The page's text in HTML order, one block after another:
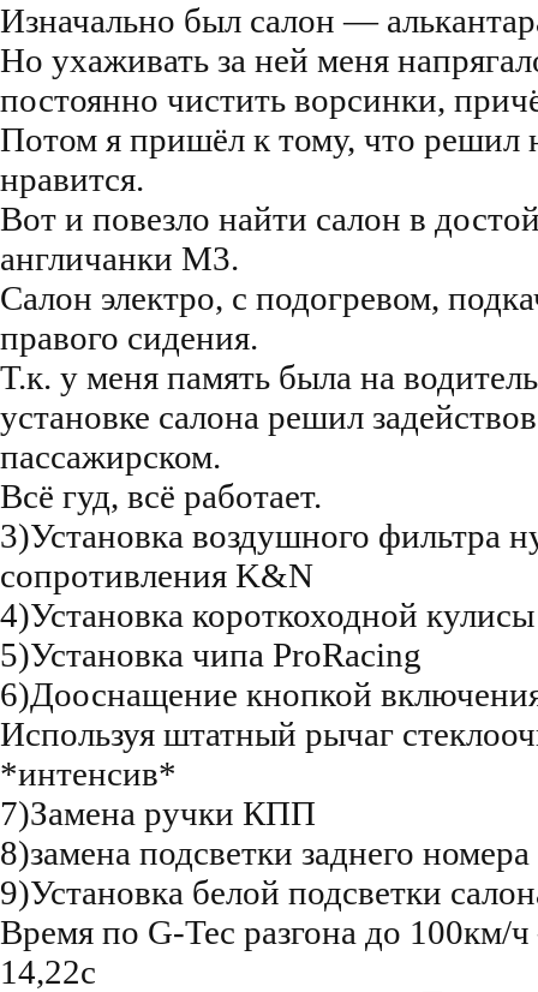
Изначально был салон —
Но ухаживать за ней меня
постоянно чистить ворсинки,
Потом я пришёл к тому, что решил
нравится.
Вот и повезло найти салон в
англичанки М3.
Салон электро, с подогревом,
правого сидения.
Т.к. у меня память была на
установке салона решил
пассажирском.
Всё гуд, всё работает.
3)Установка воздушного фильтра
сопротивления K&N
4)Установка короткоходной
5)Установка чипа ProRacing
6)Дооснащение кнопкой
Используя штатный рычаг
*интенсив*
7)Замена ручки КПП
8)замена подсветки заднего номера
9)Установка белой подсветки
Время по G-Tec разгона до
14,22с